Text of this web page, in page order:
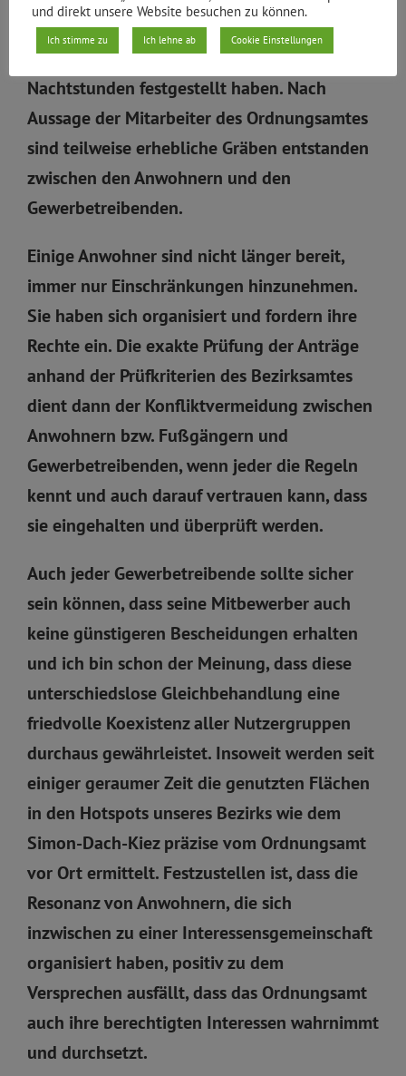
Dienstzeiten des Ordnungsamtes, die
erhebliche Überschreitung in Abend- und
Nachtstunden festgestellt haben. Nach
Aussage der Mitarbeiter des Ordnungsamtes
sind teilweise erhebliche Gräben entstanden
zwischen den Anwohnern und den
Gewerbetreibenden.
Einige Anwohner sind nicht länger bereit,
immer nur Einschränkungen hinzunehmen.
Sie haben sich organisiert und fordern ihre
Rechte ein. Die exakte Prüfung der Anträge
anhand der Prüfkriterien des Bezirksamtes
dient dann der Konfliktvermeidung zwischen
Anwohnern bzw. Fußgängern und
Gewerbetreibenden, wenn jeder die Regeln
kennt und auch darauf vertrauen kann, dass
sie eingehalten und überprüft werden.
Auch jeder Gewerbetreibende sollte sicher
sein können, dass seine Mitbewerber auch
keine günstigeren Bescheidungen erhalten
und ich bin schon der Meinung, dass diese
unterschiedslose Gleichbehandlung eine
friedvolle Koexistenz aller Nutzergruppen
durchaus gewährleistet. Insoweit werden seit
einiger geraumer Zeit die genutzten Flächen
in den Hotspots unseres Bezirks wie dem
Simon-Dach-Kiez präzise vom Ordnungsamt
vor Ort ermittelt. Festzustellen ist, dass die
Resonanz von Anwohnern, die sich
inzwischen zu einer Interessensgemeinschaft
organisiert haben, positiv zu dem
Versprechen ausfällt, dass das Ordnungsamt
auch ihre berechtigten Interessen wahrnimmt
und durchsetzt.
und direkt unsere Website besuchen zu können.
Ich stimme zu Ich lehne ab Cookie Einstellungen